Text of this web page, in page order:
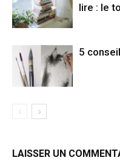
lire : le
5
LAISSER UN